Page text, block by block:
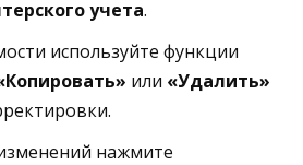
учета.
используйте функции
или «Удалить»
нажмите